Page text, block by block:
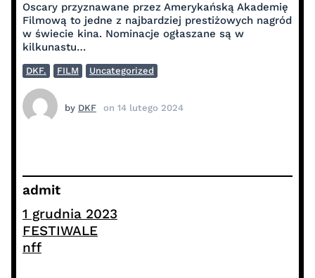
DKF. FILM Uncategorized
Oscary przyznawane przez Amerykańską Akademię
Filmową to jedne z najbardziej prestiżowych nagród
w świecie kina. Nominacje ogłaszane są w
kilkunastu…
by DKF on 14 lutego 2024
admit
1 grudnia 2023
FESTIWALE
nff